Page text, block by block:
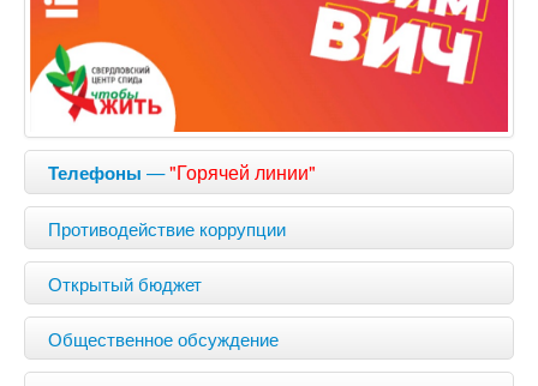
Телефоны —"Горячей линии"
Противодействие коррупции
Открытый бюджет
Общественное обсуждение